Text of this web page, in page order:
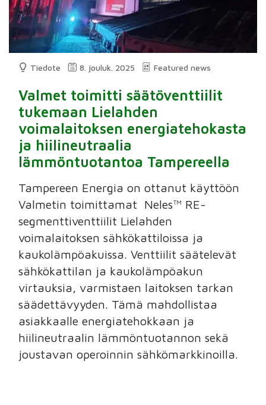
Tiedote 8. jouluk. 2025 Featured news
Valmet toimitti säätöventtiilit
tukemaan Lielahden
voimalaitoksen energiatehokasta
ja hiilineutraalia
lämmöntuotantoa Tampereella
Tampereen Energia on ottanut käyttöön
Valmetin toimittamat Neles™ RE-
segmenttiventtiilit Lielahden
voimalaitoksen sähkökattiloissa ja
kaukolämpöakuissa. Venttiilit säätelevät
sähkökattilan ja kaukolämpöakun
virtauksia, varmistaen laitoksen tarkan
säädettävyyden. Tämä mahdollistaa
asiakkaalle energiatehokkaan ja
hiilineutraalin lämmöntuotannon sekä
joustavan operoinnin sähkömarkkinoilla.